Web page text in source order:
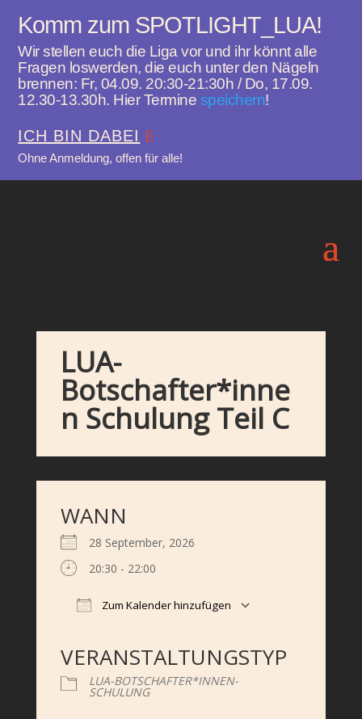
Komm zum SPOTLIGHT_LUA!
Wir stellen euch die Liga vor und ihr könnt alle
Fragen loswerden, die euch unter den Nägeln
brennen: Fr, 04.09. 20:30-21:30h / Do, 17.09.
12.30-13.30h. Hier Termine speichern!
ICH BIN DABEI
Ohne Anmeldung, offen für alle!
LUA-
Botschafter*inne
n Schulung Teil C
WANN
28 September, 2026
20:30 - 22:00
Zum Kalender hinzufügen
VERANSTALTUNGSTYP
LUA-BOTSCHAFTER*INNEN-
SCHULUNG